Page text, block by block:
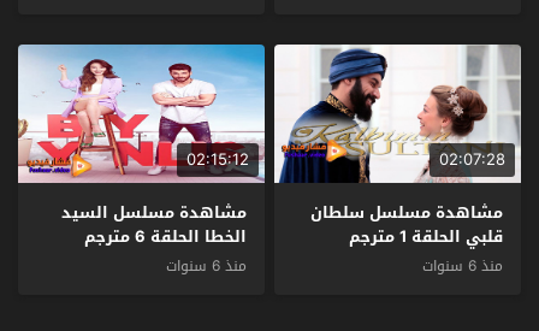
02:07:28
مشاهدة مسلسل سلطان
قلبي الحلقة 1 مترجم
منذ 6 سنوات
02:15:12
مشاهدة مسلسل السيد
الخطا الحلقة 6 مترجم
منذ 6 سنوات